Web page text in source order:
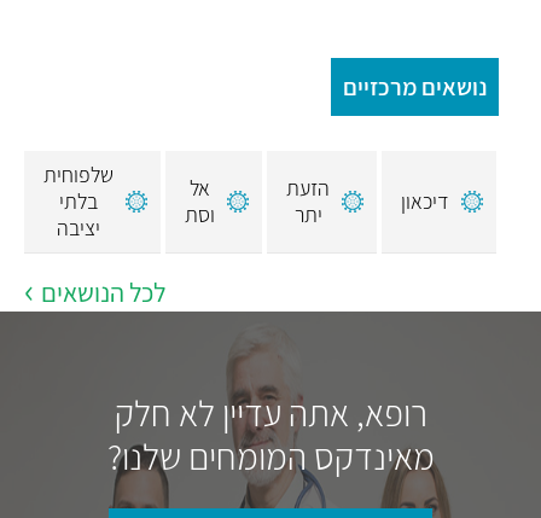
נושאים מרכזיים
דיכאון
הזעת
יתר
אל
וסת
שלפוחית
בלתי
יציבה
לכל הנושאים
רופא, אתה עדיין לא חלק
מאינדקס המומחים שלנו?